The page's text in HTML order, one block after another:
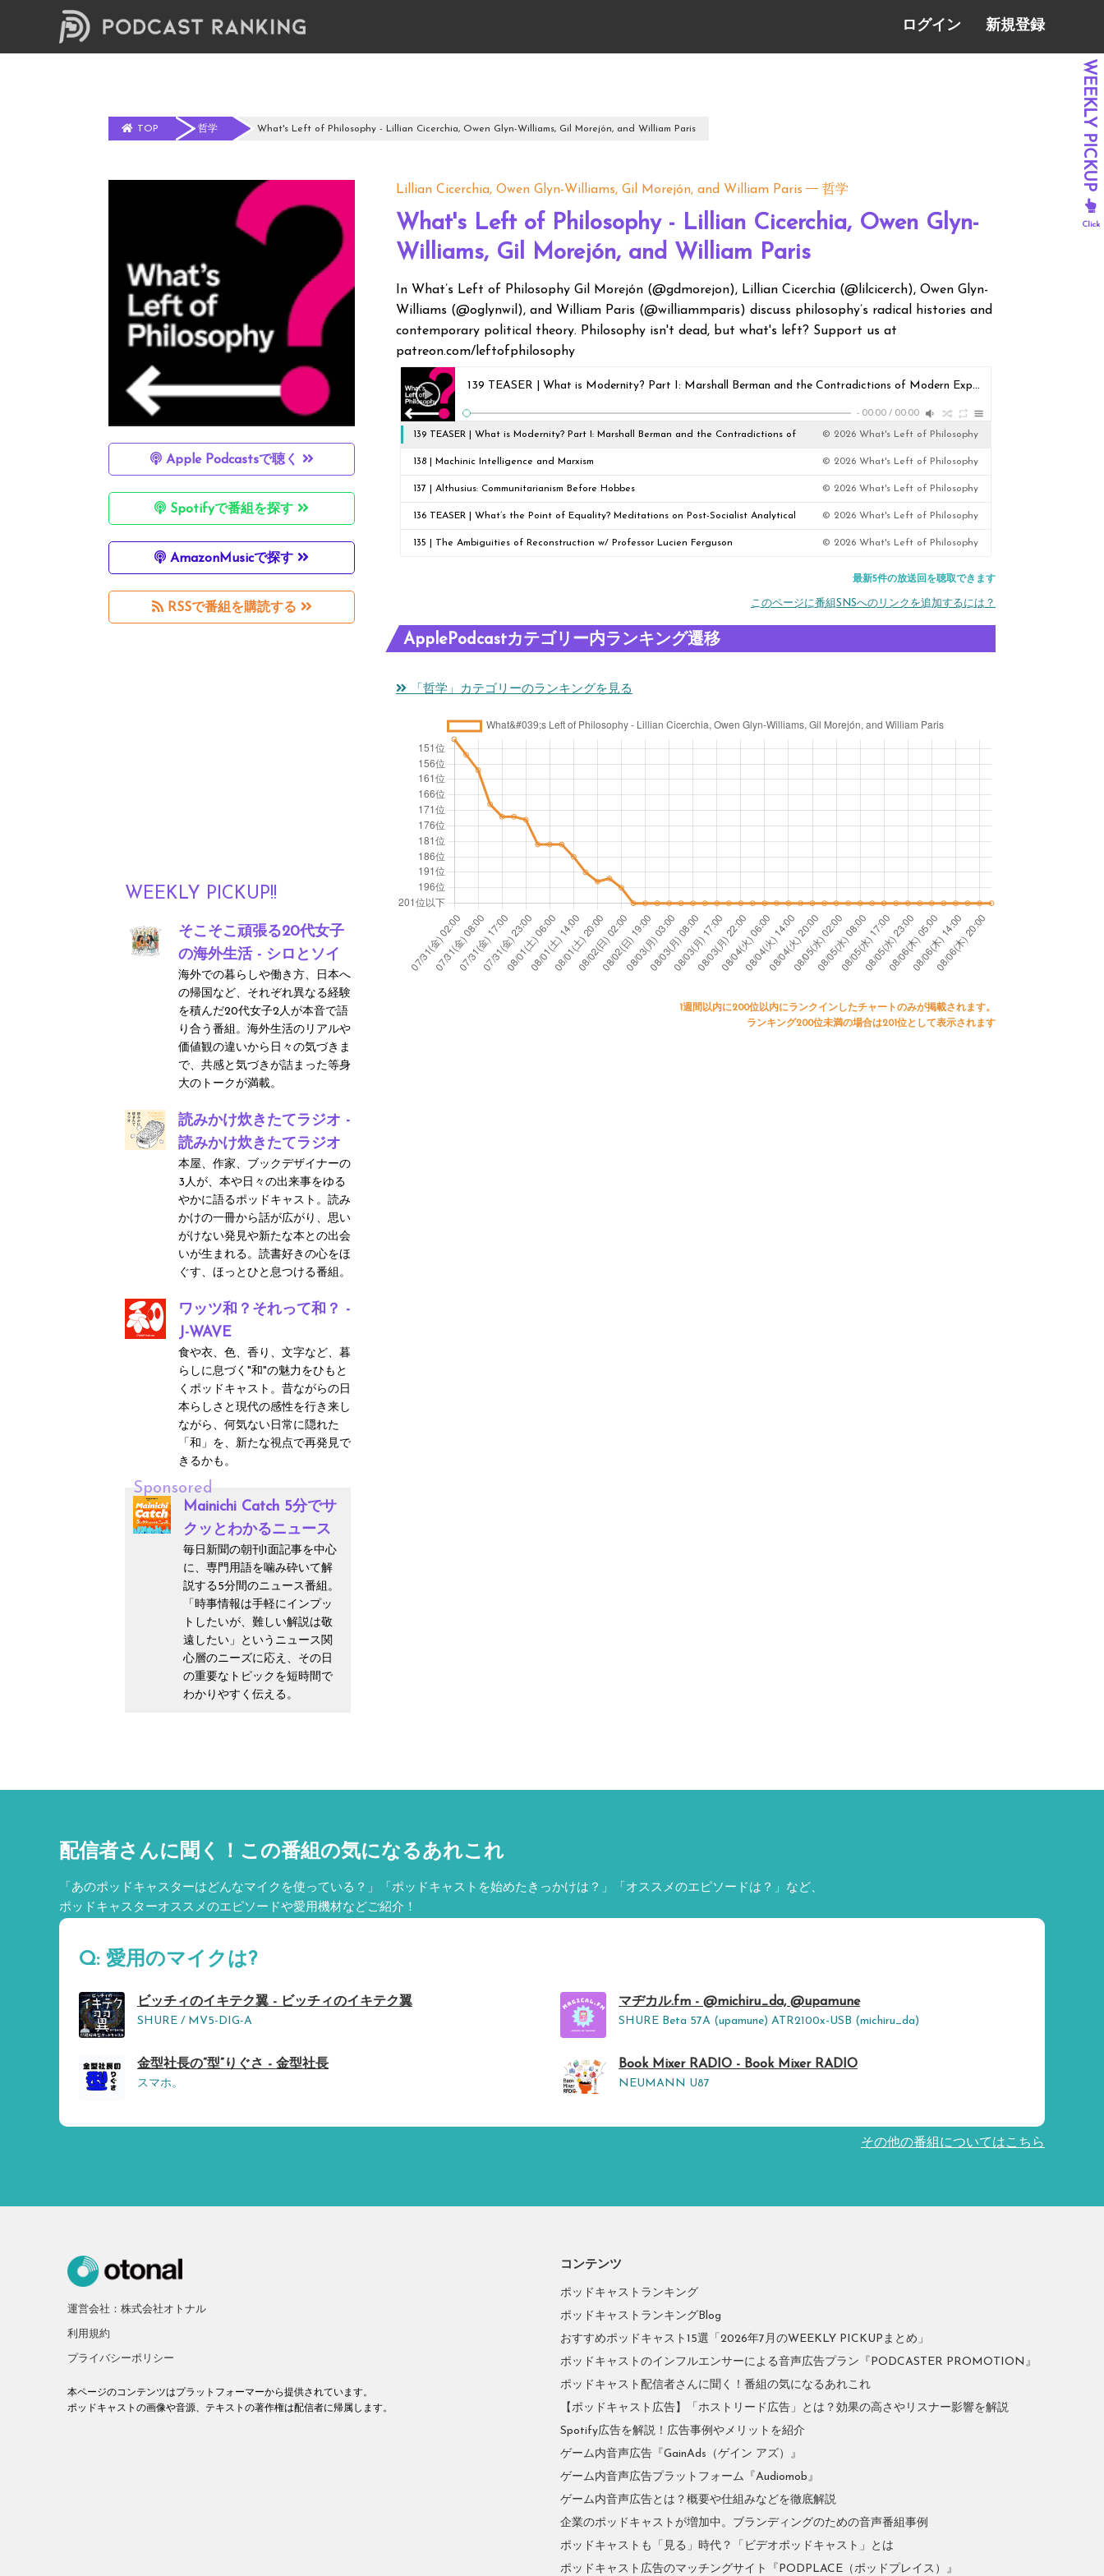
ログイン 新規登録
TOP 哲学 What's Left of Philosophy - Lillian Cicerchia, Owen Glyn-Williams, Gil Morejón, and William Paris
Apple Podcastsで聴く
Spotifyで番組を探す
AmazonMusicで探す
RSSで番組を購読する
WEEKLY PICKUP!!
そこそこ頑張る20代女子
の海外生活 - シロとソイ
海外での暮らしや働き方、日本へ
の帰国など、それぞれ異なる経験
を積んだ20代女子2人が本音で語
り合う番組。海外生活のリアルや
価値観の違いから日々の気づきま
で、共感と気づきが詰まった等身
大のトークが満載。
読みかけ炊きたてラジオ -
読みかけ炊きたてラジオ
本屋、作家、ブックデザイナーの
3人が、本や日々の出来事をゆる
やかに語るポッドキャスト。読み
かけの一冊から話が広がり、思い
がけない発見や新たな本との出会
いが生まれる。読書好きの心をほ
ぐす、ほっとひと息つける番組。
ワッツ和？それって和？ -
J-WAVE
食や衣、色、香り、文字など、暮
らしに息づく"和"の魅力をひもと
くポッドキャスト。昔ながらの日
本らしさと現代の感性を行き来し
ながら、何気ない日常に隠れた
「和」を、新たな視点で再発見で
きるかも。
Sponsored
Mainichi Catch 5分でサ
クッとわかるニュース
毎日新聞の朝刊1面記事を中心
に、専門用語を噛み砕いて解
説する5分間のニュース番組。
「時事情報は手軽にインプッ
トしたいが、難しい解説は敬
遠したい」というニュース関
心層のニーズに応え、その日
の重要なトピックを短時間で
わかりやすく伝える。
Lillian Cicerchia, Owen Glyn-Williams, Gil Morejón, and William Paris 哲学
What's Left of Philosophy - Lillian Cicerchia, Owen Glyn-
Williams, Gil Morejón, and William Paris
In What’s Left of Philosophy Gil Morejón (@gdmorejon), Lillian Cicerchia (@lilcicerch), Owen Glyn-
Williams (@oglynwil), and William Paris (@williammparis) discuss philosophy’s radical histories and
contemporary political theory. Philosophy isn't dead, but what's left? Support us at
patreon.com/leftofphilosophy
139 TEASER | What is Modernity? Part I: Marshall Berman and the Contradictions of Modern Experience
- 00:00 / 00:00
139 TEASER | What is Modernity? Part I: Marshall Berman and the Contradictions of
Modern Experience
© 2026 What's Left of Philosophy
138 | Machinic Intelligence and Marxism © 2026 What's Left of Philosophy
137 | Althusius: Communitarianism Before Hobbes © 2026 What's Left of Philosophy
136 TEASER | What’s the Point of Equality? Meditations on Post-Socialist Analytical
Philosophy
© 2026 What's Left of Philosophy
135 | The Ambiguities of Reconstruction w/ Professor Lucien Ferguson © 2026 What's Left of Philosophy
最新5件の放送回を聴取できます
このページに番組SNSへのリンクを追加するには？
ApplePodcastカテゴリー内ランキング遷移
「哲学」カテゴリーのランキングを見る
1週間以内に200位以内にランクインしたチャートのみが掲載されます。
ランキング200位未満の場合は201位として表示されます
配信者さんに聞く！ この番組の気になるあれこれ
「あのポッドキャスターはどんなマイクを使っている？」「ポッドキャストを始めたきっかけは？」「オススメのエピソードは？」など、
ポッドキャスターオススメのエピソードや愛用機材などご紹介！
Q: 愛用のマイクは?
ビッチィのイキテク翼 - ビッチィのイキテク翼
SHURE / MV5-DIG-A
マヂカル.fm - @michiru_da, @upamune
SHURE Beta 57A (upamune) ATR2100x-USB (michiru_da)
金型社長の“型”りぐさ - 金型社長
スマホ。
Book Mixer RADIO - Book Mixer RADIO
NEUMANN U87
その他の番組についてはこちら
運営会社：株式会社オトナル
利用規約
プライバシーポリシー
本ページのコンテンツはプラットフォーマーから提供されています。
ポッドキャストの画像や音源、テキストの著作権は配信者に帰属します。
コンテンツ
ポッドキャストランキング
ポッドキャストランキングBlog
おすすめポッドキャスト15選「2026年7月のWEEKLY PICKUPまとめ」
ポッドキャストのインフルエンサーによる音声広告プラン『PODCASTER PROMOTION』
ポッドキャスト配信者さんに聞く！番組の気になるあれこれ
【ポッドキャスト広告】「ホストリード広告」とは？効果の高さやリスナー影響を解説
Spotify広告を解説！広告事例やメリットを紹介
ゲーム内音声広告『GainAds（ゲイン アズ）』
ゲーム内音声広告プラットフォーム『Audiomob』
ゲーム内音声広告とは？概要や仕組みなどを徹底解説
企業のポッドキャストが増加中。ブランディングのための音声番組事例
ポッドキャストも「見る」時代？「ビデオポッドキャスト」とは
ポッドキャスト広告のマッチングサイト『PODPLACE（ポッドプレイス）』